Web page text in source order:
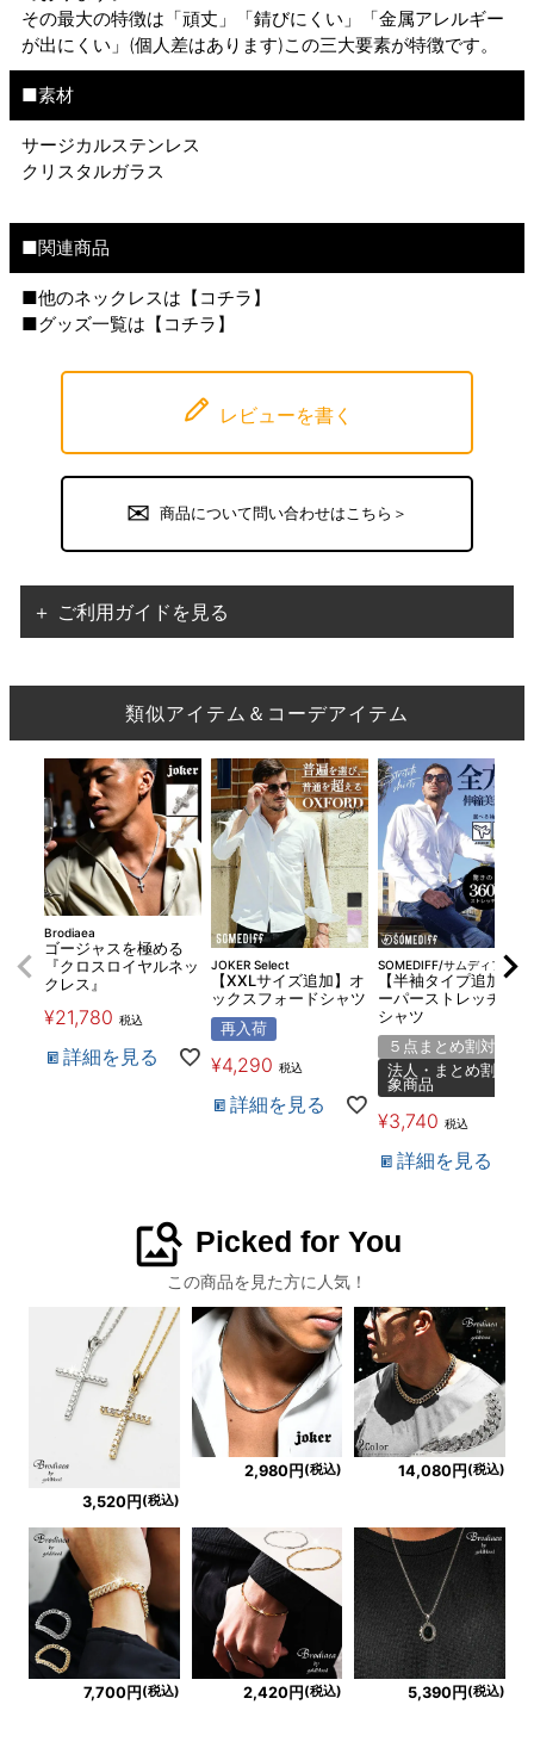
その最大の特徴は「頑丈」「錆びにくい」「金属アレルギー
が出にくい」(個人差はあります)この三大要素が特徴です。
■素材
サージカルステンレス
クリスタルガラス
■関連商品
■他のネックレスは【 コチラ 】
■グッズ一覧は【 コチラ 】
レビューを書く
商品について問い合わせはこちら＞
＋ ご利用ガイドを見る
類似アイテム＆コーデアイテム
Brodiaea
ゴージャスを極める
『クロスロイヤルネッ
クレス』
¥21,780 税込
詳細を見る
JOKER Select
【XXLサイズ追加】オ
ックスフォードシャツ
再入荷
¥4,290 税込
詳細を見る
SOMEDIFF/サムディフ
【半袖タイプ追加】ス
ーパーストレッチ無地
シャツ
５点まとめ割対象
法人・まとめ割対
象商品
¥3,740 税込
詳細を見る
image_search Picked for You
この商品を見た方に人気！
3,520円(税込)
2,980円 (税込) 14,080円 (税込)
7,700円(税込) 2,420円(税込) 5,390円(税込)